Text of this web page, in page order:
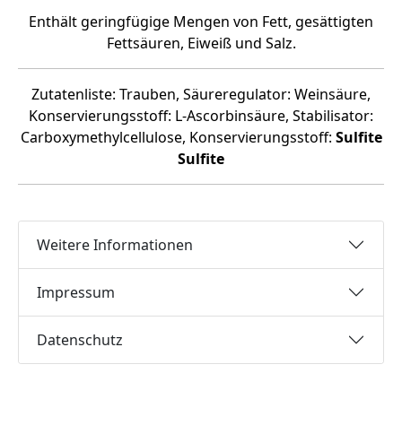
Enthält geringfügige Mengen von Fett, gesättigten
Fettsäuren, Eiweiß und Salz.
Zutatenliste: Trauben, Säureregulator: Weinsäure,
Konservierungsstoff: L-Ascorbinsäure, Stabilisator:
Carboxymethylcellulose, Konservierungsstoff: Sulfite
Sulfite
Weitere Informationen
Impressum
Datenschutz